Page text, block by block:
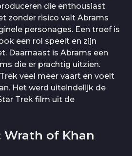
die enthousiast
zonder risico valt Abrams
personages. Een troef is
een rol speelt en zijn
Daarnaast is Abrams een
die er prachtig uitzien.
veel meer vaart en voelt
Het werd uiteindelijk de
Trek film uit de
Wrath of Khan